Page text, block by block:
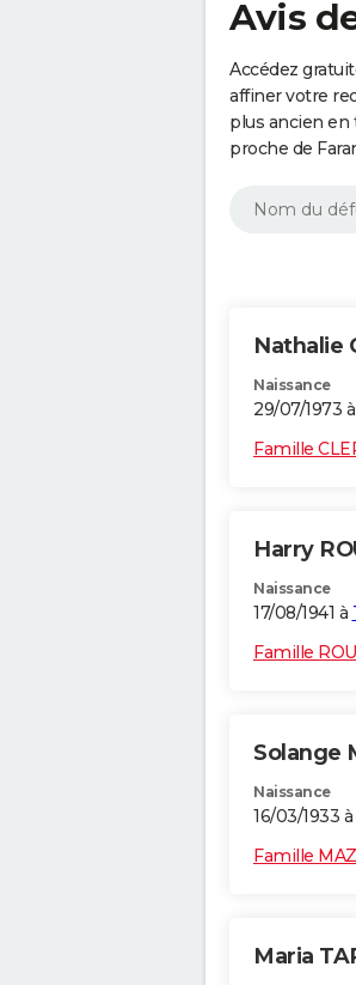
Avis
Accédez
affiner votre
plus ancien
proche de
Nathalie
Naissance
29/07/1973 à
Famille
Harry
Naissance
17/08/1941 à
Famille
Solange
Naissance
16/03/1933 à
Famille
Maria